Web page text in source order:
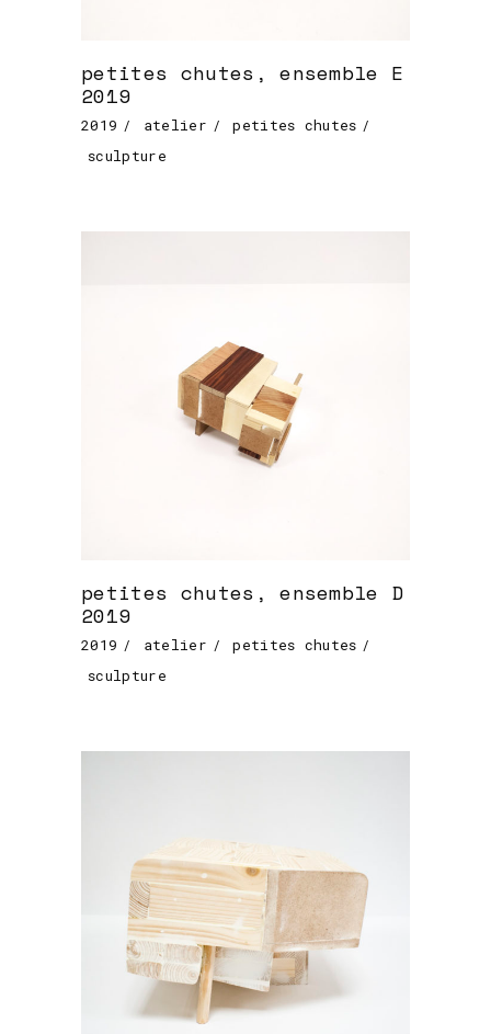
petites chutes, ensemble E
2019
2019 atelier
petites chutes
sculpture
petites chutes, ensemble D
2019
2019 atelier
petites chutes
sculpture